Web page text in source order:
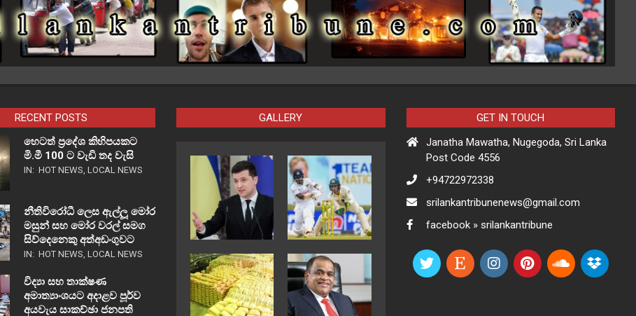
RECENT POSTS
හෙටත් ප්‍රදේශ කිහිපයකට
මි.මී 100 ට වැඩි තද වැසි
IN: HOT NEWS, LOCAL NEWS
නීතිවිරෝධී ලෙස ඇල්ලූ මෝර
මසුන් සහ මෝර වරල් සමග
සිව්දෙනෙකු අත්අඩංගුවට
IN: HOT NEWS, LOCAL NEWS
විද්‍යා සහ තාක්ෂණ
අමාත්‍යාංශයට අදාළව පූර්ව
අයවැය සාකච්ඡා ජනපති
GALLERY
GET IN TOUCH
Janatha Mawatha, Nugegoda, Sri Lanka
Post Code 4556
+94722972338
srilankantribunenews@gmail.com
facebook » srilankantribune